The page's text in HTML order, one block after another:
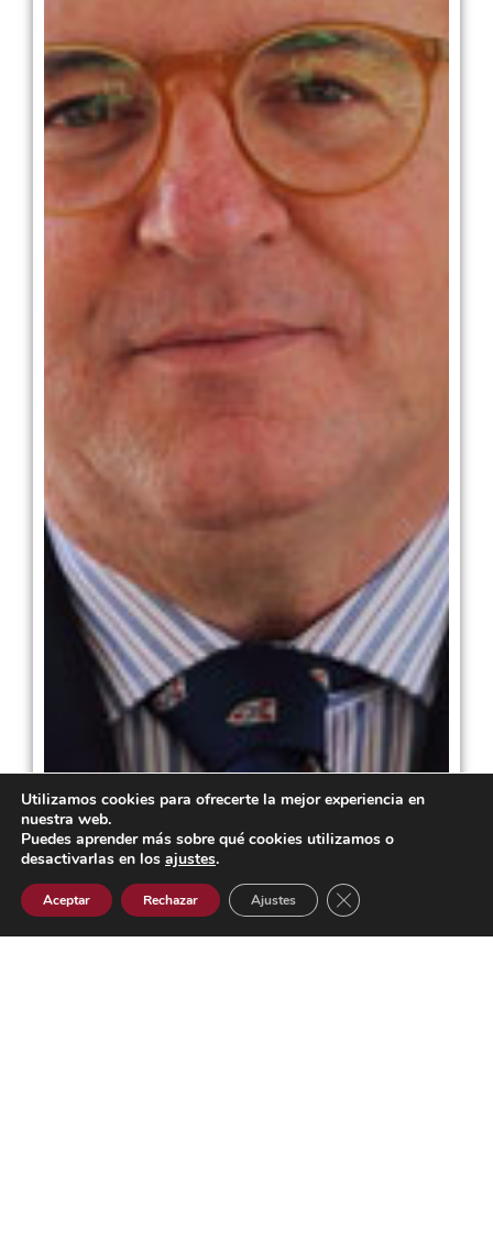
Utilizamos cookies para ofrecerte la mejor experiencia en
nuestra web.
Puedes aprender más sobre qué cookies utilizamos o
desactivarlas en los ajustes.
Aceptar Rechazar Ajustes Cerrar el banner de